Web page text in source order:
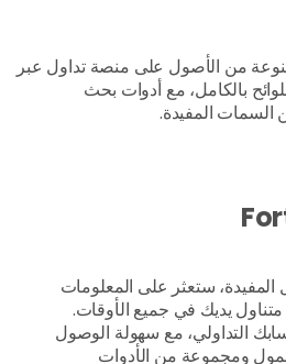
من الأصول على منصة تداول عبر
بالكامل، مع أدوات بحث
المفيدة.
المفيدة، ستعثر على المعلومات
متناول يديك في جميع الأوقات.
التداولي، مع سهولة الوصول
ومجموعة من الأدوات